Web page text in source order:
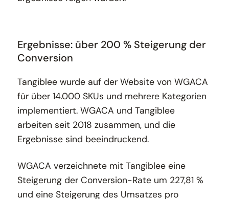
Ergebnisse: über 200 % Steigerung der
Conversion
Tangiblee wurde auf der Website von WGACA
für über 14.000 SKUs und mehrere Kategorien
implementiert. WGACA und Tangiblee
arbeiten seit 2018 zusammen, und die
Ergebnisse sind beeindruckend.
WGACA verzeichnete mit Tangiblee eine
Steigerung der Conversion-Rate um 227,81 %
und eine Steigerung des Umsatzes pro